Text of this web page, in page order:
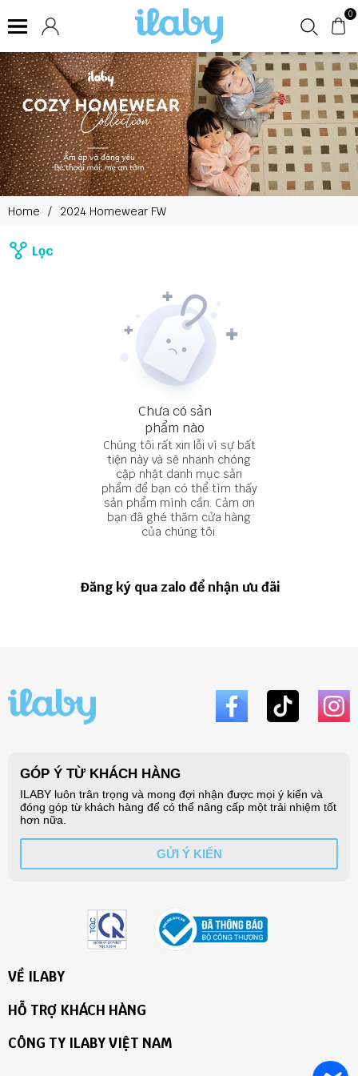
0
Home / 2024 Homewear FW
Lọc
Chưa có sản
phẩm nào
Chúng tôi rất xin lỗi vì sự bất
tiện này và sẽ nhanh chóng
cập nhật danh mục sản
phẩm để bạn có thể tìm thấy
sản phẩm mình cần. Cảm ơn
bạn đã ghé thăm cửa hàng
của chúng tôi.
Đăng ký qua zalo để nhận ưu đãi
VỀ ILABY
HỖ TRỢ KHÁCH HÀNG
CÔNG TY ILABY VIỆT NAM